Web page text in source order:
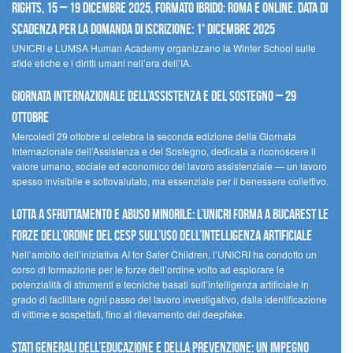
Rights, 15 – 19 dicembre 2025, Formato Ibrido: Roma e online. Data di
scadenza per la domanda di iscrizione: 1° dicembre 2025
UNICRI e LUMSA Human Academy organizzano la Winter School sulle
sfide etiche e i diritti umani nell’era dell’IA.
Giornata internazionale dell’assistenza e del sostegno – 29
ottobre
MercoledÌ 29 ottobre si celebra la seconda edizione della Giornata
Internazionale dell’Assistenza e del Sostegno, dedicata a riconoscere il
valore umano, sociale ed economico del lavoro assistenziale — un lavoro
spesso invisibile e sottovalutato, ma essenziale per il benessere collettivo.
Lotta a sfruttamento e abuso minorile: l’UNICRI forma a Bucarest le
forze dell’ordine del CESP sull’uso dell’Intelligenza Artificiale
Nell’ambito dell’iniziativa AI for Safer Children, l’UNICRI ha condotto un
corso di formazione per le forze dell’ordine volto ad esplorare le
potenzialità di strumenti e tecniche basati sull’intelligenza artificiale in
grado di facilitare ogni passo del lavoro investigativo, dalla identificazione
di vittime e sospettati, fino al rilevamento dei deepfake.
Stati Generali dell’Educazione e della Prevenzione: un impegno